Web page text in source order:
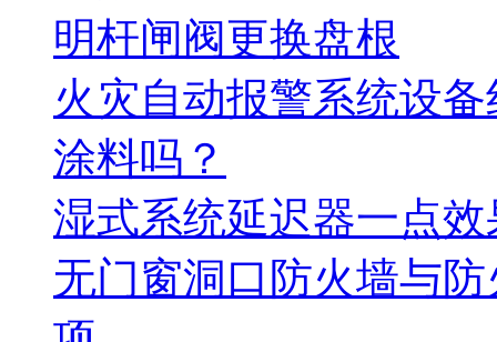
明杆闸阀更换盘根
火灾自动报警系统设
涂料吗？
湿式系统延迟器一点
无门窗洞口防火墙与